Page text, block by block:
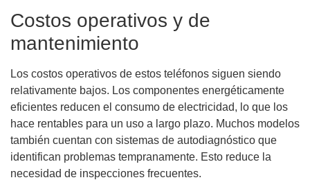
Costos operativos y de
mantenimiento
Los costos operativos de estos teléfonos siguen siendo
relativamente bajos. Los componentes energéticamente
eficientes reducen el consumo de electricidad, lo que los
hace rentables para un uso a largo plazo. Muchos modelos
también cuentan con sistemas de autodiagnóstico que
identifican problemas tempranamente. Esto reduce la
necesidad de inspecciones frecuentes.